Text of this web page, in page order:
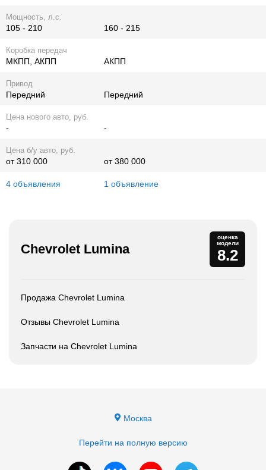
Мощность, л.с.
105 - 210 160 - 215
Коробка передач
МКПП, АКПП АКПП
Привод
Передний Передний
Цена нового авто, руб.
- -
Цена б/у авто, руб.
от 310 000 от 380 000
4 объявления 1 объявление
Chevrolet Lumina
оценка
модели
8.2
Продажа Chevrolet Lumina
Отзывы Chevrolet Lumina
Запчасти на Chevrolet Lumina
Москва
Перейти на полную версию